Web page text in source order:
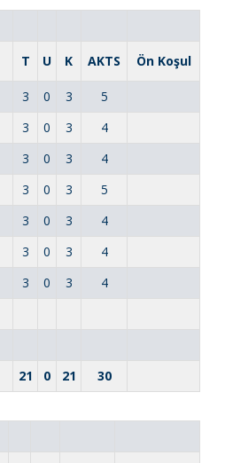
T U K AKTS Ön Koşul
3 0 3
5
3 0 3
4
3 0 3
4
3 0 3
5
3 0 3
4
3 0 3
4
3 0 3 4
21 0 21 30